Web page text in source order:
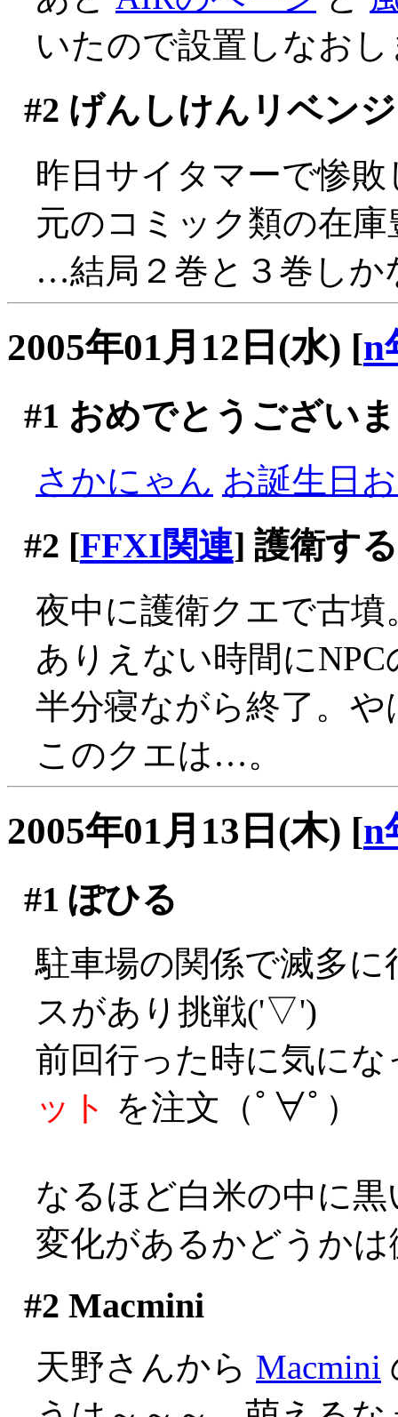
いたので設置しなお
#2 げんしけんリベンジ
昨日サイタマーで惨
元のコミック類の在
…結局２巻と３巻しか
2005年01月12日(水) [n
#1 おめでとうござい
さかにゃん お誕生日
#2 [FFXI関連] 護衛す
夜中に護衛クエで古墳
ありえない時間に
半分寝ながら終了。
このクエは…。
2005年01月13日(木) [n
#1 ぽひる
駐車場の関係で滅多
スがあり挑戦('▽')
前回行った時に気に
ット を注文（ﾟ∀ﾟ）
なるほど白米の中に
変化があるかどうか
#2 Macmini
天野さんから Macmini